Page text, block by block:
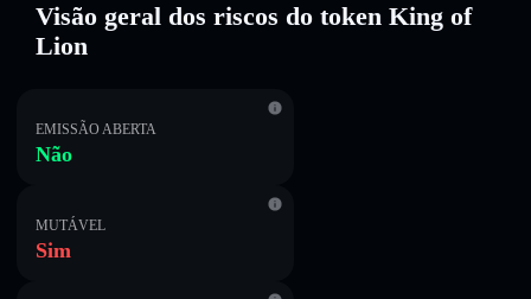
Visão geral dos riscos do token King of
Lion
EMISSÃO ABERTA
Não
MUTÁVEL
Sim